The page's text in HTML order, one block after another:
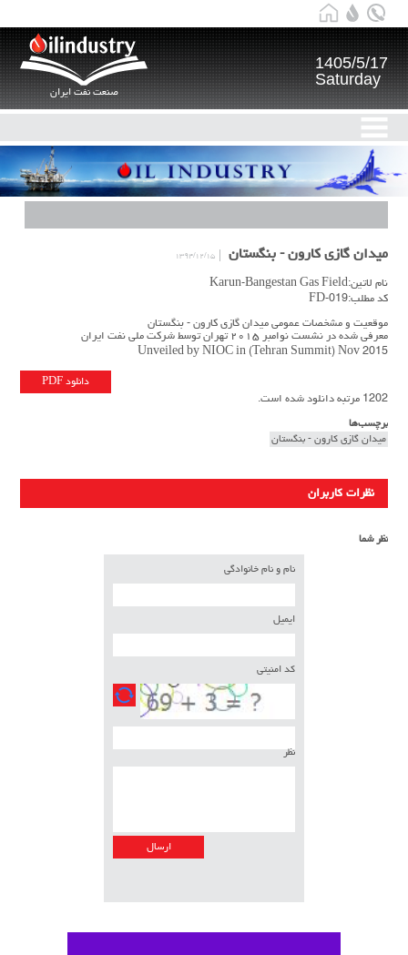
صنعت نفت ایران
1405/5/17
Saturday
میدان گازی کارون - بنگستان ۱۳۹۴/۱۲/۱۵
نام لاتین:Karun-Bangestan Gas Field
کد مطلب:FD-019
موقعیت و مشخصات عمومی میدان گازی کارون - بنگستان
معرفی شده در نشست نوامبر ۲۰۱۵ تهران توسط شرکت ملی نفت ایران
Unveiled by NIOC in (Tehran Summit) Nov 2015
دانلود PDF
1202 مرتبه دانلود شده است.
برچسب‌ها
میدان گازی کارون - بنگستان
نظرات کاربران
نظر شما
نام و نام خانوادگی
ایمیل
کد امنیتی
نظر